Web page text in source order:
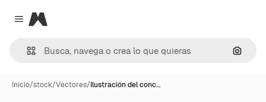
Close menu
Magnific
Inicio/stock/Vectores/Ilustración del conc…